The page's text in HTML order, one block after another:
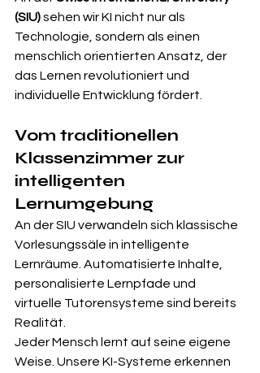
(SIU) sehen wir KI nicht nur als
Technologie, sondern als einen
menschlich orientierten Ansatz, der
das Lernen revolutioniert und
individuelle Entwicklung fördert.
Vom traditionellen
Klassenzimmer zur
intelligenten
Lernumgebung
An der SIU verwandeln sich klassische
Vorlesungssäle in intelligente
Lernräume. Automatisierte Inhalte,
personalisierte Lernpfade und
virtuelle Tutorensysteme sind bereits
Realität.
Jeder Mensch lernt auf seine eigene
Weise. Unsere KI-Systeme erkennen